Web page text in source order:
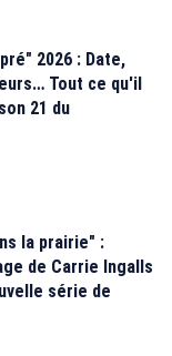
2026 : Date,
Tout ce qu'il
21 du
la prairie" :
de Carrie Ingalls
série de